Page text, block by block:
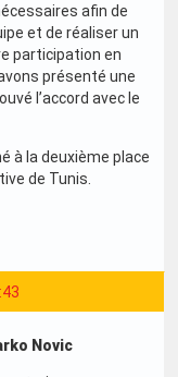
afin de
et de réaliser un
participation en
présenté une
l’accord avec le
à la deuxième place
de Tunis.
Novic